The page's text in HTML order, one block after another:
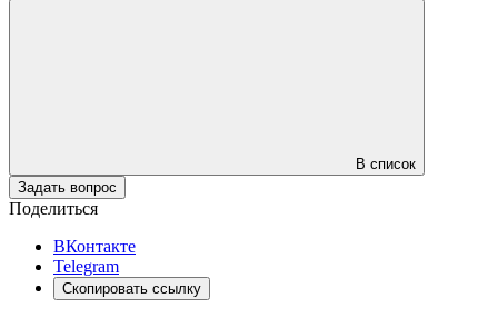
В список
Задать вопрос
Поделиться
ВКонтакте
Telegram
Скопировать ссылку